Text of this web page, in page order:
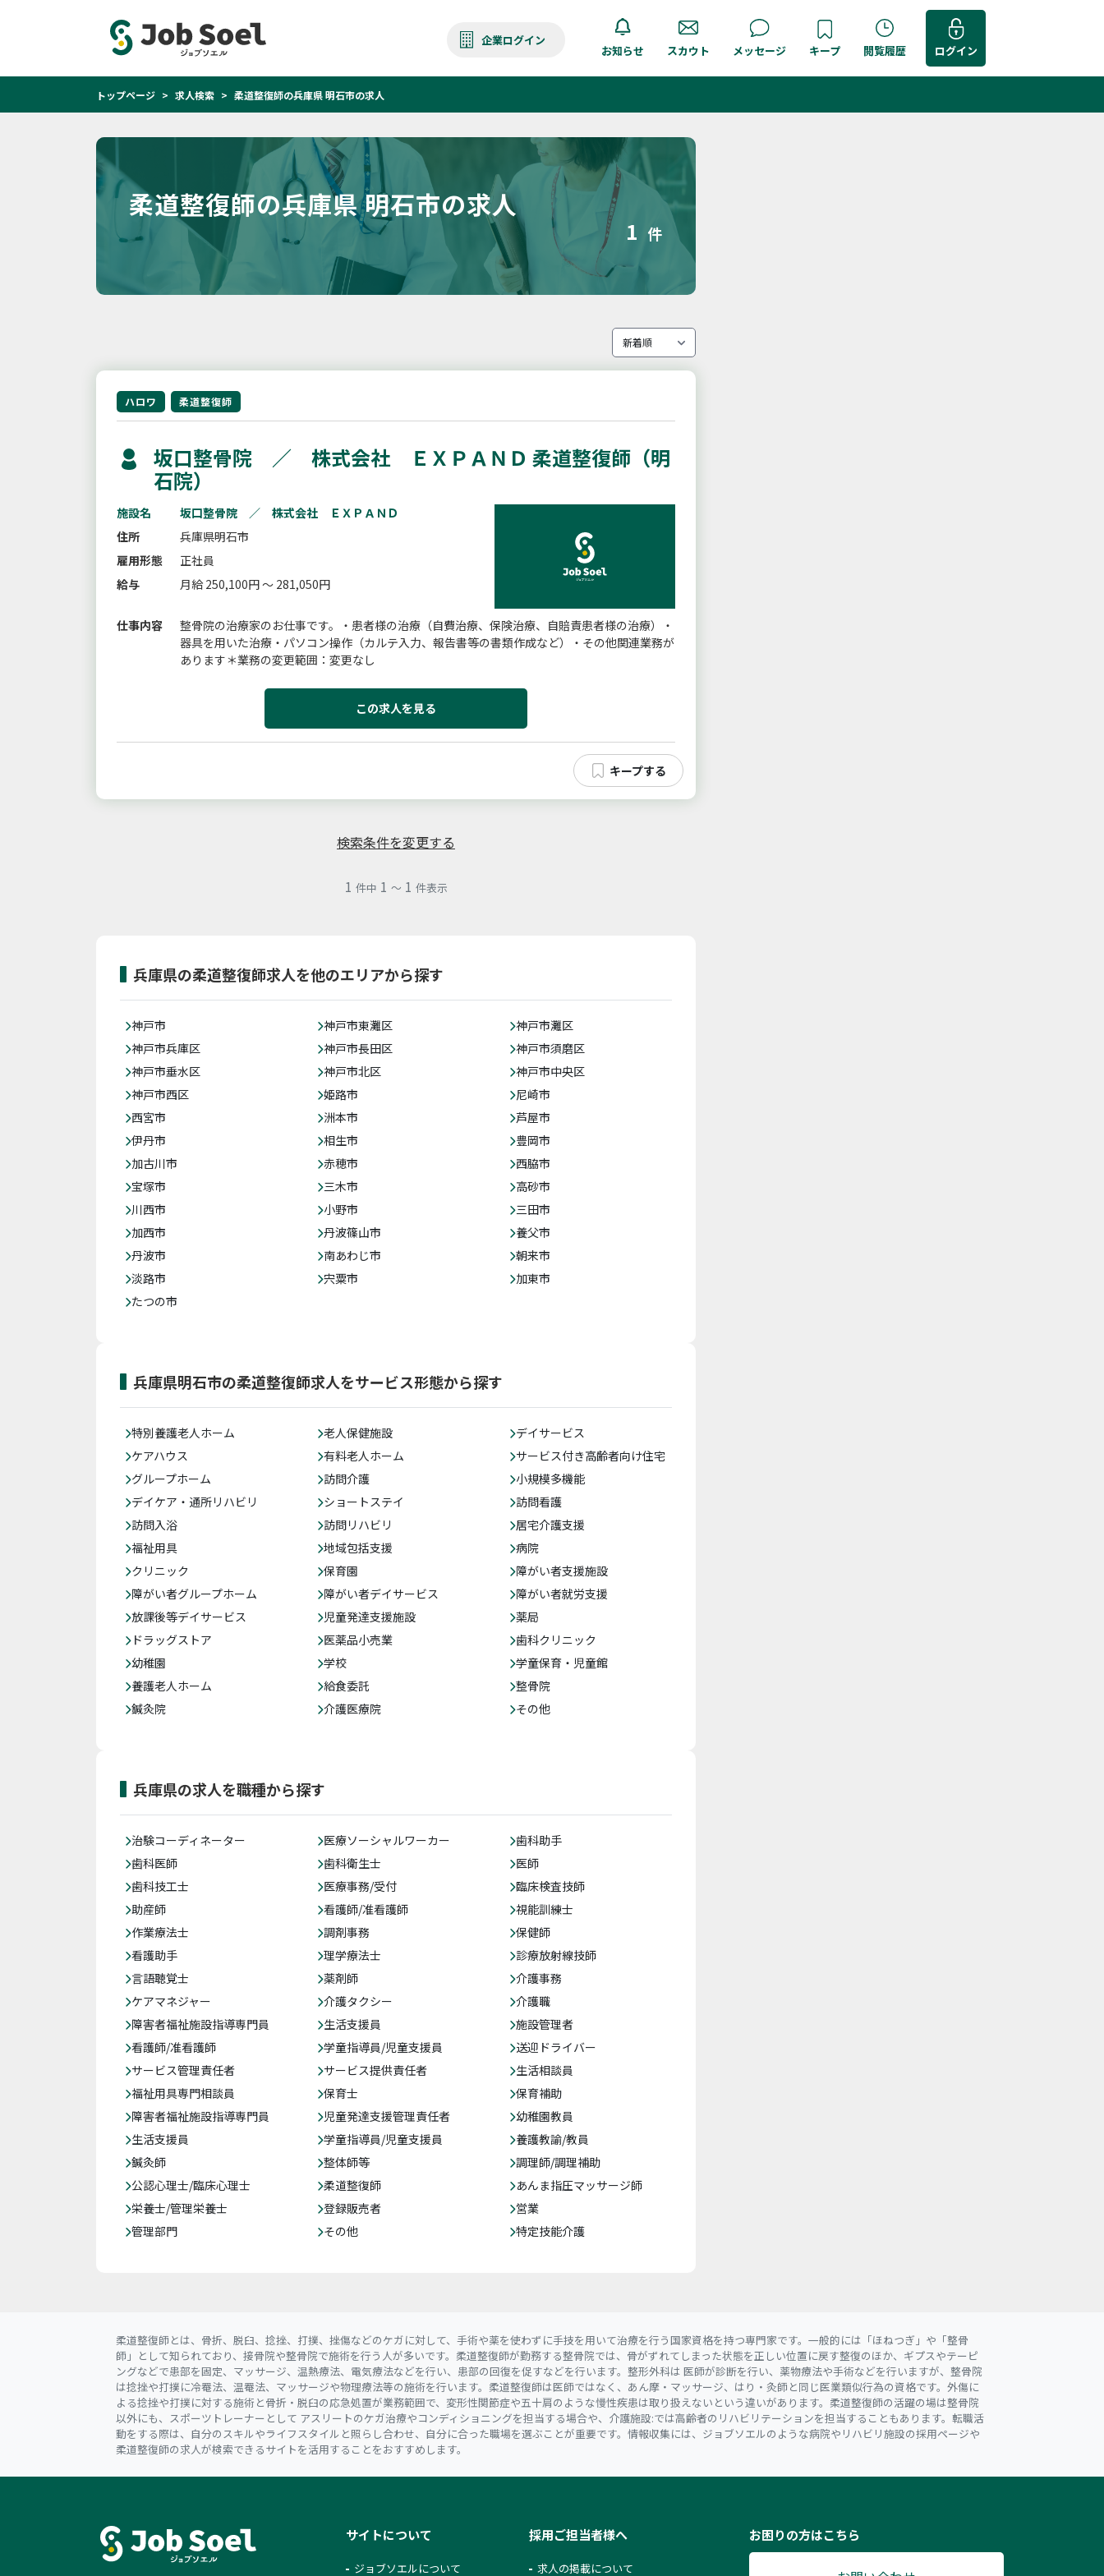
企業ログイン
お知らせ スカウト メッセージ キープ 閲覧履歴 ログイン
トップページ 求人検索 柔道整復師の兵庫県 明石市の求人
柔道整復師の兵庫県 明石市の求人
1 件
ハロワ 柔道整復師
坂口整骨院 ／ 株式会社 ＥＸＰＡＮＤ 柔道整復師（明
石院）
施設名
坂口整骨院 ／ 株式会社 ＥＸＰＡＮＤ
住所
兵庫県明石市
雇用形態
正社員
給与
月給 250,100円 ～ 281,050円
仕事内容
整骨院の治療家のお仕事です。・患者様の治療（自費治療、保険治療、自賠責患者様の治療）・
器具を用いた治療・パソコン操作（カルテ入力、報告書等の書類作成など）・その他関連業務が
あります＊業務の変更範囲：変更なし
この求人を見る
検索条件を変更する
1 件中 1 ～ 1 件表示
兵庫県の柔道整復師求人を他のエリアから探す
神戸市 神戸市東灘区
神戸市灘区
神戸市兵庫区
神戸市長田区
神戸市須磨区
神戸市垂水区
神戸市北区
神戸市中央区
神戸市西区
姫路市
尼崎市
西宮市
洲本市
芦屋市
伊丹市
相生市
豊岡市
加古川市
赤穂市
西脇市
宝塚市
三木市
高砂市
川西市
小野市
三田市
加西市
丹波篠山市
養父市
丹波市
南あわじ市
朝来市
淡路市
宍粟市
加東市
たつの市
兵庫県明石市の柔道整復師求人をサービス形態から探す
特別養護老人ホーム 老人保健施設
デイサービス
ケアハウス
有料老人ホーム
サービス付き高齢者向け住宅
グループホーム
訪問介護
小規模多機能
デイケア・通所リハビリ
ショートステイ
訪問看護
訪問入浴
訪問リハビリ
居宅介護支援
福祉用具
地域包括支援
病院
クリニック
保育園
障がい者支援施設
障がい者グループホーム
障がい者デイサービス
障がい者就労支援
放課後等デイサービス
児童発達支援施設
薬局
ドラッグストア
医薬品小売業
歯科クリニック
幼稚園
学校
学童保育・児童館
養護老人ホーム
給食委託
整骨院
鍼灸院
介護医療院 その他
兵庫県の求人を職種から探す
治験コーディネーター 医療ソーシャルワーカー
歯科助手
歯科医師
歯科衛生士
医師
歯科技工士
医療事務/受付
臨床検査技師
助産師
看護師/准看護師
視能訓練士
作業療法士
調剤事務
保健師
看護助手
理学療法士
診療放射線技師
言語聴覚士
薬剤師
介護事務
ケアマネジャー
介護タクシー
介護職
障害者福祉施設指導専門員
生活支援員
施設管理者
看護師/准看護師
学童指導員/児童支援員
送迎ドライバー
サービス管理責任者
サービス提供責任者
生活相談員
福祉用具専門相談員
保育士
保育補助
障害者福祉施設指導専門員
児童発達支援管理責任者
幼稚園教員
生活支援員
学童指導員/児童支援員
養護教諭/教員
鍼灸師
整体師等
調理師/調理補助
公認心理士/臨床心理士
柔道整復師
あんま指圧マッサージ師
栄養士/管理栄養士
登録販売者
営業
管理部門
その他 特定技能介護
柔道整復師とは、骨折、脱臼、捻挫、打撲、挫傷などのケガに対して、手術や薬を使わずに手技を用いて治療を行う国家資格を持つ専門家です。一般的には「ほねつぎ」や「整骨
師」として知られており、接骨院や整骨院で施術を行う人が多いです。柔道整復師が勤務する整骨院では、骨がずれてしまった状態を正しい位置に戻す整復のほか、ギプスやテーピ
ングなどで患部を固定、マッサージ、温熱療法、電気療法などを行い、患部の回復を促すなどを行います。整形外科は 医師が診断を行い、薬物療法や手術などを行いますが、整骨院
は捻挫や打撲に冷罨法、温罨法、マッサージや物理療法等の施術を行います。柔道整復師は医師ではなく、あん摩・マッサージ、はり・灸師と同じ医業類似行為の資格です。外傷に
よる捻挫や打撲に対する施術と骨折・脱臼の応急処置が業務範囲で、変形性関節症や五十肩のような慢性疾患は取り扱えないという違いがあります。柔道整復師の活躍の場は整骨院
以外にも、スポーツトレーナーとして アスリートのケガ治療やコンディショニングを担当する場合や、介護施設:では高齢者のリハビリテーションを担当することもあります。転職活
動をする際は、自分のスキルやライフスタイルと照らし合わせ、自分に合った職場を選ぶことが重要です。情報収集には、ジョブソエルのような病院やリハビリ施設の採用ページや
柔道整復師の求人が検索できるサイトを活用することをおすすめします。
サイトについて
ジョブソエルについて
採用ご担当者様へ
求人の掲載について
お困りの方はこちら